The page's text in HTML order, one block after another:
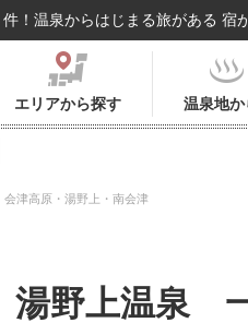
件！温泉からはじまる旅がある 宿
エリアから探す 温泉地
会津高原・湯野上・南会津
湯野上温泉